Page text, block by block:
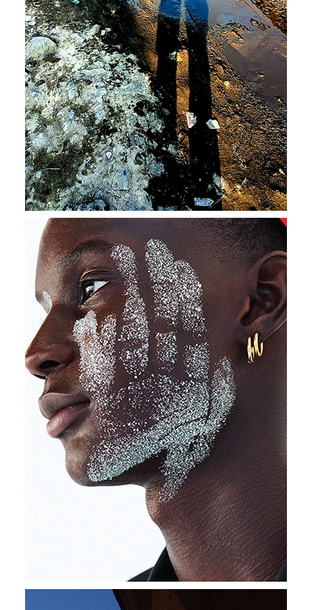
devant leur propre réalité. En cela, cette
collection est exceptionnelle car elle dépeint
la vie. La vraie.”
Gérard Ayache
Directeur de la Publication UP’ Magazine
Juré de l’édition “Les Afriques de demain”
2021
L'Essentiel de
demain
“Revenir à l’essentiel pour mieux dessiner le futur,
revenir à l’essence d’une vie…”
Melchior